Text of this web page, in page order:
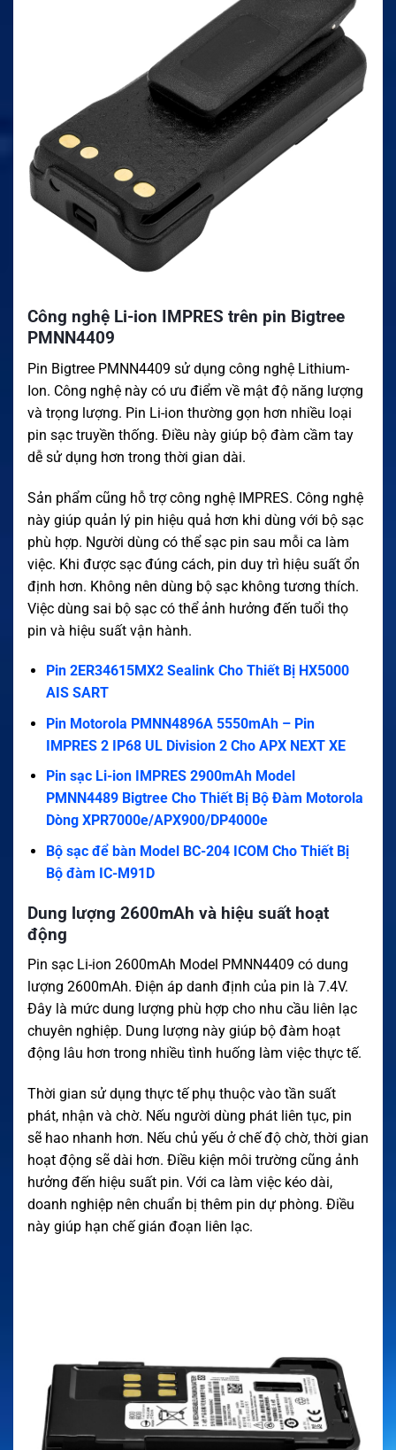
Công nghệ Li-ion IMPRES trên pin Bigtree
PMNN4409
Pin Bigtree PMNN4409 sử dụng công nghệ Lithium-
Ion. Công nghệ này có ưu điểm về mật độ năng lượng
và trọng lượng. Pin Li-ion thường gọn hơn nhiều loại
pin sạc truyền thống. Điều này giúp bộ đàm cầm tay
dễ sử dụng hơn trong thời gian dài.
Sản phẩm cũng hỗ trợ công nghệ IMPRES. Công nghệ
này giúp quản lý pin hiệu quả hơn khi dùng với bộ sạc
phù hợp. Người dùng có thể sạc pin sau mỗi ca làm
việc. Khi được sạc đúng cách, pin duy trì hiệu suất ổn
định hơn. Không nên dùng bộ sạc không tương thích.
Việc dùng sai bộ sạc có thể ảnh hưởng đến tuổi thọ
pin và hiệu suất vận hành.
Pin 2ER34615MX2 Sealink Cho Thiết Bị HX5000
AIS SART
Pin Motorola PMNN4896A 5550mAh – Pin
IMPRES 2 IP68 UL Division 2 Cho APX NEXT XE
Pin sạc Li-ion IMPRES 2900mAh Model
PMNN4489 Bigtree Cho Thiết Bị Bộ Đàm Motorola
Dòng XPR7000e/APX900/DP4000e
Bộ sạc để bàn Model BC-204 ICOM Cho Thiết Bị
Bộ đàm IC-M91D
Dung lượng 2600mAh và hiệu suất hoạt
động
Pin sạc Li-ion 2600mAh Model PMNN4409 có dung
lượng 2600mAh. Điện áp danh định của pin là 7.4V.
Đây là mức dung lượng phù hợp cho nhu cầu liên lạc
chuyên nghiệp. Dung lượng này giúp bộ đàm hoạt
động lâu hơn trong nhiều tình huống làm việc thực tế.
Thời gian sử dụng thực tế phụ thuộc vào tần suất
phát, nhận và chờ. Nếu người dùng phát liên tục, pin
sẽ hao nhanh hơn. Nếu chủ yếu ở chế độ chờ, thời gian
hoạt động sẽ dài hơn. Điều kiện môi trường cũng ảnh
hưởng đến hiệu suất pin. Với ca làm việc kéo dài,
doanh nghiệp nên chuẩn bị thêm pin dự phòng. Điều
này giúp hạn chế gián đoạn liên lạc.